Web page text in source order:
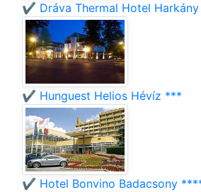
✔️ Dráva Thermal Hotel
✔️ Hunguest Helios Hévíz ***
✔️ Hotel Bonvino Badacsony